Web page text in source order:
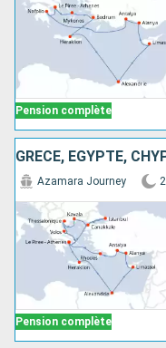
Pension complète
GRÈCE, EGYPTE,
Pension complète
Azamara Journey